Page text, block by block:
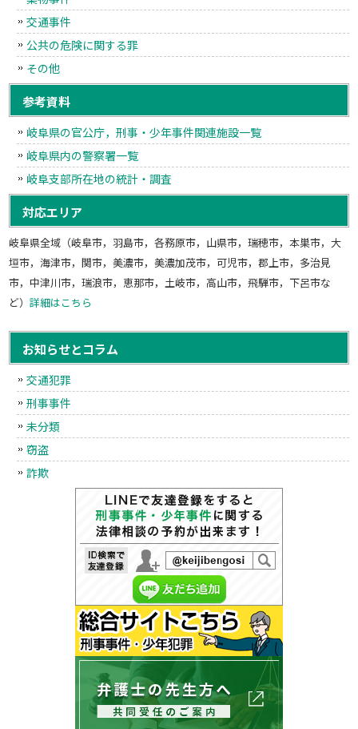
交通事件
公共の危険に関する罪
その他
参考資料
岐阜県の官公庁，刑事・少年事件関連施設一覧
岐阜県内の警察署一覧
岐阜支部所在地の統計・調査
対応エリア
岐阜県全域（岐阜市，羽島市，各務原市，山県市，瑞穂市，本巣市，大
垣市，海津市，関市，美濃市，美濃加茂市，可児市，郡上市，多治見
市，中津川市，瑞浪市，恵那市，土岐市，高山市，飛騨市，下呂市な
ど）詳細はこちら
お知らせとコラム
交通犯罪
刑事事件
未分類
窃盗
詐欺